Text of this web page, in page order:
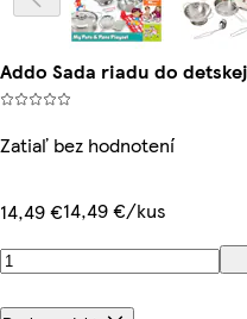
Addo Sada riadu do
Zatiaľ bez hodnotení
14,49 €14,49 €/kus